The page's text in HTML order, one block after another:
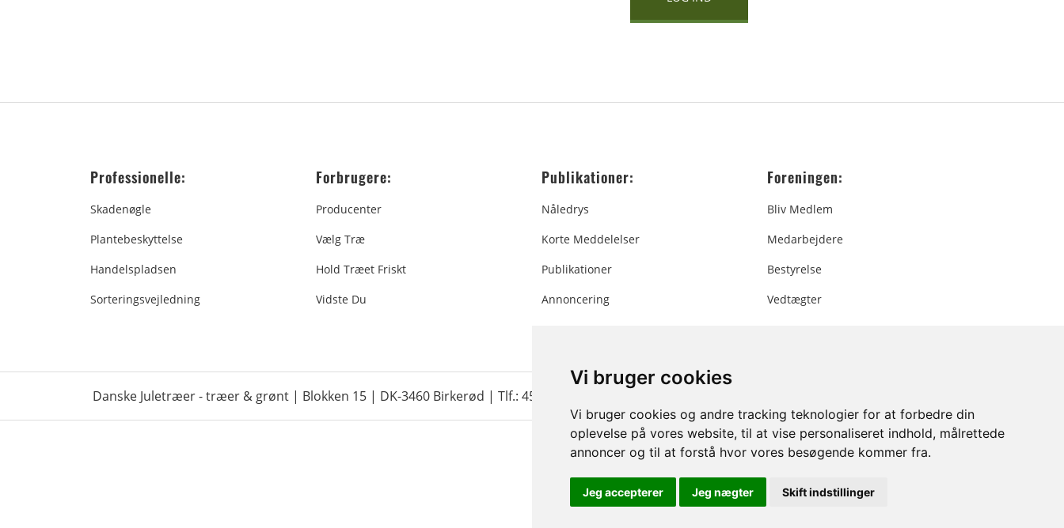
Vi bruger cookies
Vi bruger cookies og andre tracking teknologier for at forbedre din
oplevelse på vores website, til at vise personaliseret indhold, målrettede
annoncer og til at forstå hvor vores besøgende kommer fra.
Jeg accepterer Jeg nægter Skift indstillinger
Professionelle:
Skadenøgle
Plantebeskyttelse
Handelspladsen
Sorteringsvejledning
Forbrugere:
Producenter
Vælg Træ
Hold Træet Friskt
Vidste Du
Publikationer:
Nåledrys
Korte Meddelelser
Publikationer
Annoncering
Foreningen:
Bliv Medlem
Medarbejdere
Bestyrelse
Vedtægter
Danske Juletræer - træer & grønt | Blokken 15 | DK-3460 Birkerød | Tlf.: 45 35 24 12